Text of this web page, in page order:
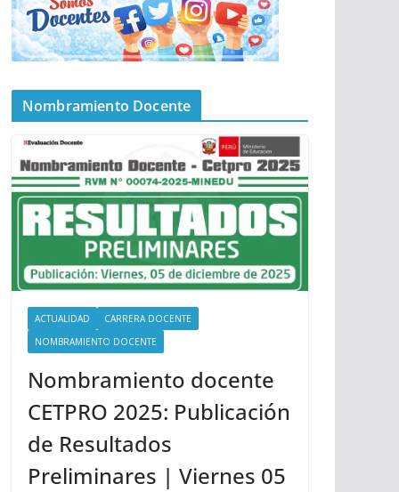
Nombramiento Docente
ACTUALIDAD
CARRERA DOCENTE
NOMBRAMIENTO DOCENTE
Nombramiento docente
CETPRO 2025: Publicación
de Resultados
Preliminares | Viernes 05